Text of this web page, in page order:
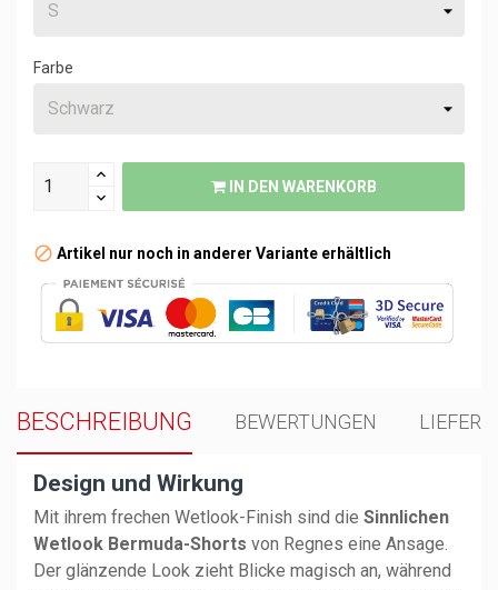
Farbe
IN DEN WARENKORB
Artikel nur noch in anderer Variante erhältlich
BESCHREIBUNG BEWERTUNGEN
Design und Wirkung
Mit ihrem frechen Wetlook-Finish sind die Sinnlichen
Wetlook Bermuda-Shorts von Regnes eine Ansage.
Der glänzende Look zieht Blicke magisch an, während